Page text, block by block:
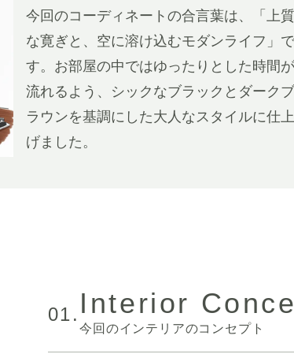
今回のコーディネートの合言葉は、「上質
な寛ぎと、空に溶け込むモダンライフ」で
す。お部屋の中ではゆったりとした時間が
流れるよう、シックなブラックとダークブ
ラウンを基調にした大人なスタイルに仕上
げました。
01. Interior
今回のインテリアのコンセプト